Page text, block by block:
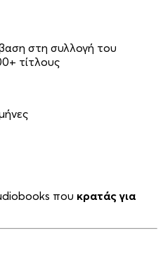
στη συλλογή του
τίτλους
που κρατάς για